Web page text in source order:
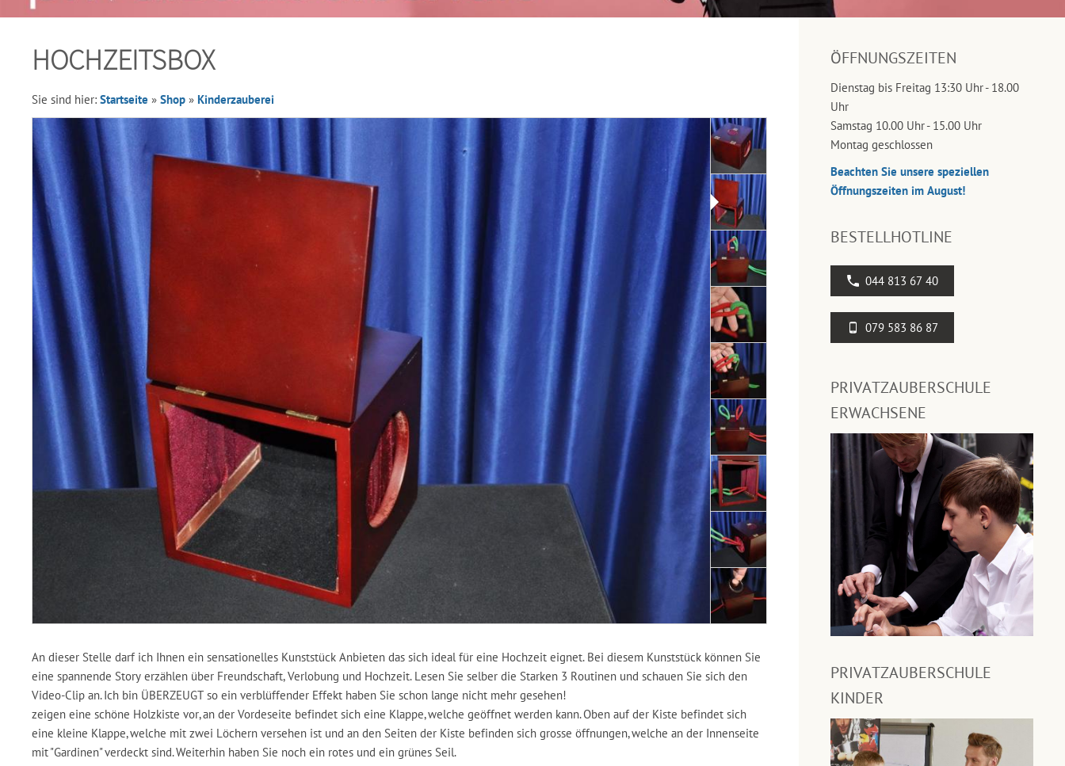
HOCHZEITSBOX
Sie sind hier: Startseite » Shop » Kinderzauberei
An dieser Stelle darf ich Ihnen ein sensationelles Kunststück Anbieten das sich ideal für eine Hochzeit eignet. Bei diesem Kunststück können Sie
eine spannende Story erzählen über Freundschaft, Verlobung und Hochzeit. Lesen Sie selber die Starken 3 Routinen und schauen Sie sich den
Video-Clip an. Ich bin ÜBERZEUGT so ein verblüffender Effekt haben Sie schon lange nicht mehr gesehen!
zeigen eine schöne Holzkiste vor, an der Vordeseite befindet sich eine Klappe, welche geöffnet werden kann. Oben auf der Kiste befindet sich
eine kleine Klappe, welche mit zwei Löchern versehen ist und an den Seiten der Kiste befinden sich grosse öffnungen, welche an der Innenseite
mit "Gardinen" verdeckt sind. Weiterhin haben Sie noch ein rotes und ein grünes Seil.
ÖFFNUNGSZEITEN
Dienstag bis Freitag 13:30 Uhr - 18.00
Uhr
Samstag 10.00 Uhr - 15.00 Uhr
Montag geschlossen
Beachten Sie unsere speziellen
Öffnungszeiten im August!
BESTELLHOTLINE
044 813 67 40
079 583 86 87
PRIVATZAUBERSCHULE
ERWACHSENE
PRIVATZAUBERSCHULE
KINDER